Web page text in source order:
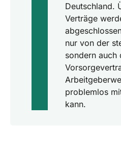
Deutschland.
Verträge
nur von der
sondern auch
problemlos
kann.